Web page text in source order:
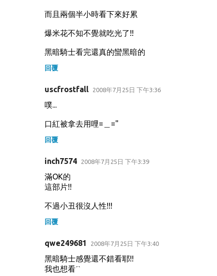
而且兩個半小時看下來好累
爆米花不知不覺就吃光了!!
黑暗騎士看完還真的蠻黑暗的
回覆
uscfrostfall 2008年7月25日 下午3:36
噗...
口紅被拿去用哩=＿="
回覆
inch7574 2008年7月25日 下午3:39
滿OK的
這部片!!
不過小丑很沒人性!!!
回覆
qwe249681 2008年7月25日 下午3:40
黑暗騎士感覺還不錯看耶!!
我也想看ˊˋ